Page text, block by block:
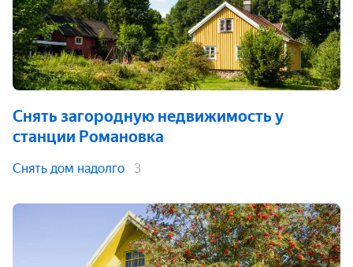
Снять загородную недвижимость у
станции Романовка
Снять дом надолго 3